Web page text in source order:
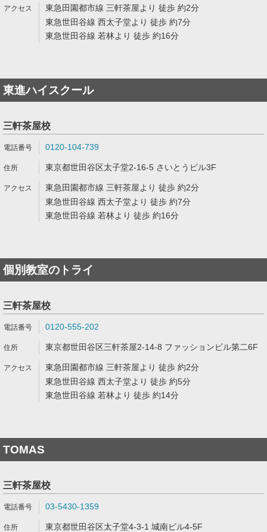
東急田園都市線 三軒茶屋より 徒歩 約2分
東急世田谷線 西太子堂より 徒歩 約7分
東急世田谷線 若林より 徒歩 約16分
東進ハイスクール
三軒茶屋校
0120-104-739
東京都世田谷区太子堂2-16-5 さいとうビル3F
東急田園都市線 三軒茶屋より 徒歩 約2分
東急世田谷線 西太子堂より 徒歩 約7分
東急世田谷線 若林より 徒歩 約16分
個別教室のトライ
三軒茶屋校
0120-555-202
東京都世田谷区三軒茶屋2-14-8 ファッションビル第二6F
東急田園都市線 三軒茶屋より 徒歩 約2分
東急世田谷線 西太子堂より 徒歩 約5分
東急世田谷線 若林より 徒歩 約14分
TOMAS
三軒茶屋校
03-5430-1359
東京都世田谷区太子堂4-3-1 城南ビル4-5F